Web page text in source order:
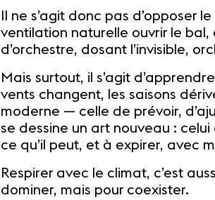
Il ne s’agit donc pas
ventilation naturelle ouvrir le bal,
d’orchestre, dosant l’invisible,
Mais surtout, il s’agit
vents changent, les saisons
moderne — celle de prévoir,
se dessine un art nouveau :
ce qu’il peut, et à expirer, avec
Respirer avec le climat, c’est
dominer, mais pour coexister.